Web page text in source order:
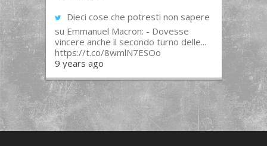
Dieci cose che potresti non sapere
su Emmanuel Macron: - Dovesse
vincere anche il secondo turno delle...
https://t.co/8wmlN7ESOo
9 years ago